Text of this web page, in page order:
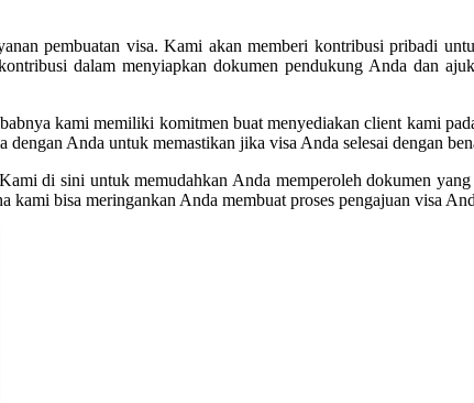
pembuatan visa. Kami akan memberi kontribusi pribadi
dalam menyiapkan dokumen pendukung Anda dan
kami memiliki komitmen buat menyediakan client kami
Anda untuk memastikan jika visa Anda selesai dengan
di sini untuk memudahkan Anda memperoleh dokumen
bisa meringankan Anda membuat proses pengajuan visa